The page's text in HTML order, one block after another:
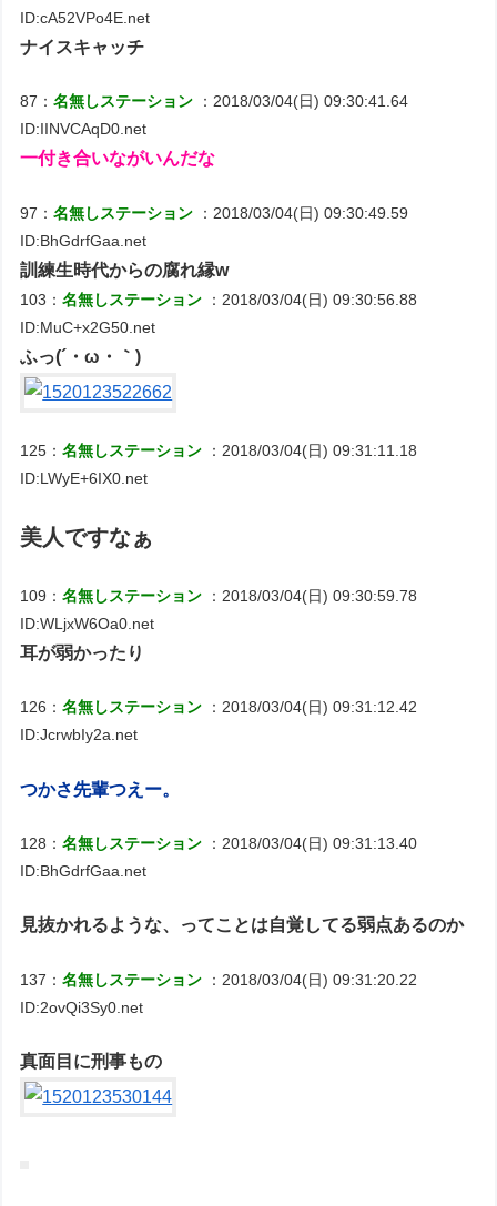
ID:cA52VPo4E.net
ナイスキャッチ
87：名無しステーション
：2018/03/04(日) 09:30:41.64
ID:IINVCAqD0.net
一付き合いながいんだな
97：名無しステーション
：2018/03/04(日) 09:30:49.59
ID:BhGdrfGaa.net
訓練生時代からの腐れ縁w
103：名無しステーション
：2018/03/04(日) 09:30:56.88
ID:MuC+x2G50.net
ふっ(´・ω・｀)
125：名無しステーション
：2018/03/04(日) 09:31:11.18
ID:LWyE+6IX0.net
美人ですなぁ
109：名無しステーション
：2018/03/04(日) 09:30:59.78
ID:WLjxW6Oa0.net
耳が弱かったり
126：名無しステーション
：2018/03/04(日) 09:31:12.42
ID:JcrwbIy2a.net
つかさ先輩つえー。
128：名無しステーション
：2018/03/04(日) 09:31:13.40
ID:BhGdrfGaa.net
見抜かれるような、ってことは自覚してる弱点あるのか
137：名無しステーション
：2018/03/04(日) 09:31:20.22
ID:2ovQi3Sy0.net
真面目に刑事もの